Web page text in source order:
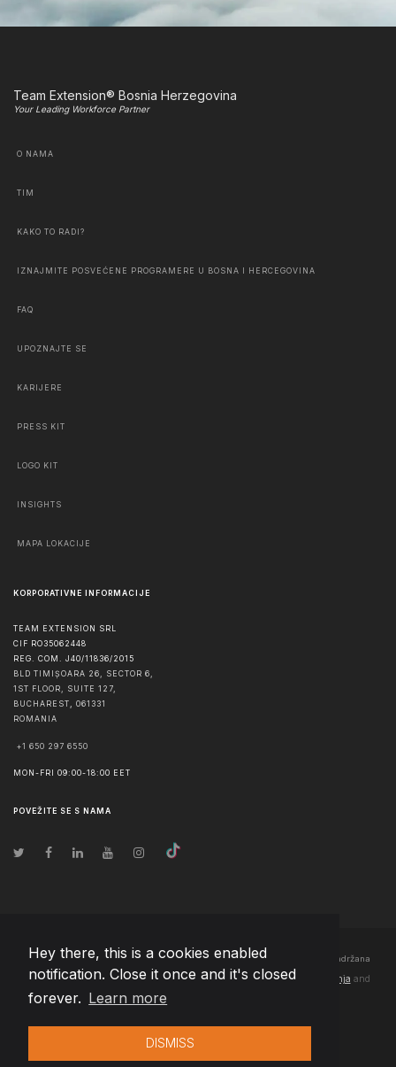
Hey there, this is a cookies enabled
notification. Close it once and it's closed
forever. Learn more
DISMISS
Team Extension® Bosnia Herzegovina
Your Leading Workforce Partner
O NAMA
TIM
KAKO TO RADI?
IZNAJMITE POSVEĆENE PROGRAMERE U BOSNA I HERCEGOVINA
FAQ
UPOZNAJTE SE
KARIJERE
PRESS KIT
LOGO KIT
INSIGHTS
MAPA LOKACIJE
KORPORATIVNE INFORMACIJE
TEAM EXTENSION SRL
CIF RO35062448
REG. COM. J40/11836/2015
BLD TIMIȘOARA 26, SECTOR 6,
1ST FLOOR, SUITE 127,
BUCHAREST
061331
ROMANIA
+1 650 297 6550
MON-FRI 09:00-18:00 EET
POVEŽITE SE S NAMA
© Autorska prava 2026 Team Extension Bosnia Herzegovina - Sva prava zadržana
Changelog● Korišćenjem ove stranice slažete se sa našimPravila korištenja and
Politika privatnosti